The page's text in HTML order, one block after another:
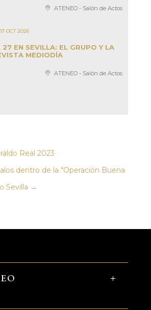
ATENEO - Salón de Actos
OCT 2026
27 EN SEVILLA: EL GRUPO Y LA
MEDIODÍA
ATENEO - Salón de Actos
Real 2023
dentro de la "Operación Buena
Sevilla →